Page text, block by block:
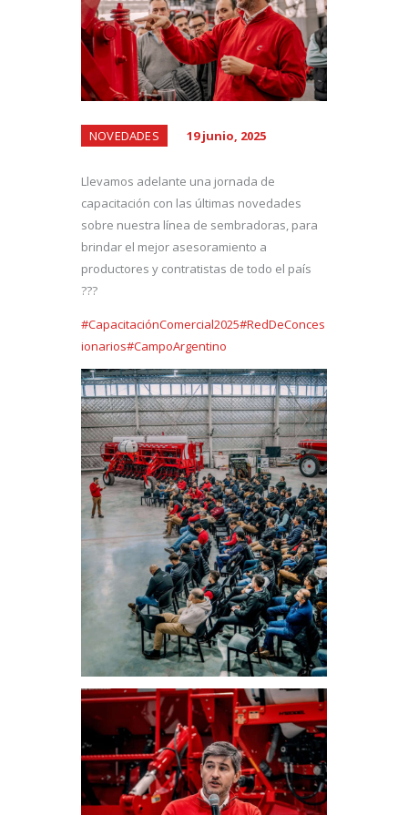
NOVEDADES 19 junio, 2025
Llevamos adelante una jornada de
capacitación con las últimas novedades
sobre nuestra línea de sembradoras, para
brindar el mejor asesoramiento a
productores y contratistas de todo el país
???
#CapacitaciónComercial2025#RedDeConces
ionarios#CampoArgentino